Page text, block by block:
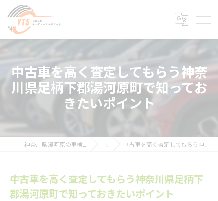
中古車を高く査定してもらう神奈
川県足柄下郡湯河原町で知ってお
きたいポイント
コラム 中古車を高く査定してもらう神奈川県足柄下郡湯河原町で知っておきたいポイント
中古車を高く査定してもらう神奈川県足柄下
郡湯河原町で知っておきたいポイント